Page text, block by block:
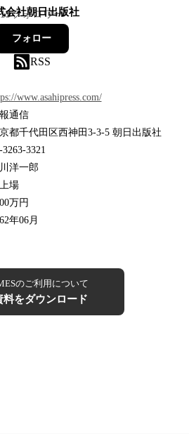
会社朝日出版社
19フォロワー
フォロー
RSS
www.asahipress.com/
通信
都千代田区西神田3-3-5 朝日出版社
3263-3321
洋一郎
場
万円
年06月
のご利用について
料をダウンロード